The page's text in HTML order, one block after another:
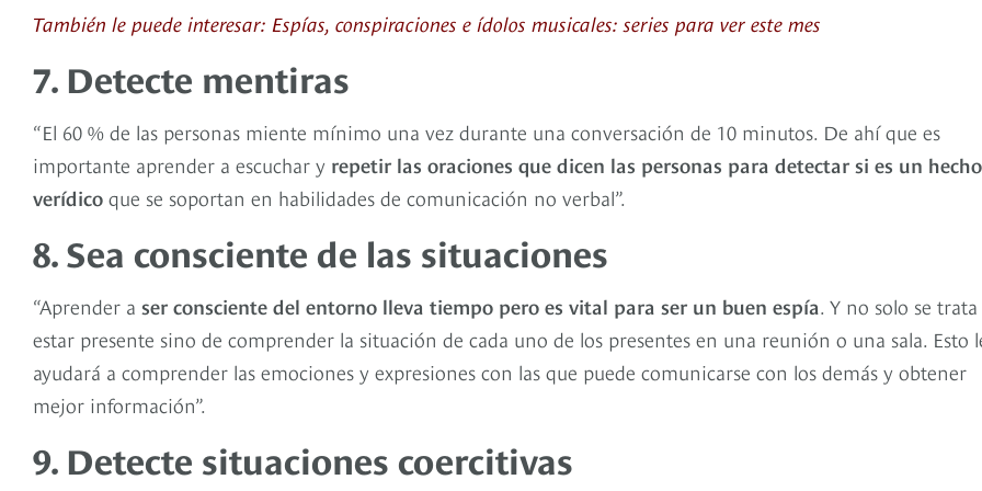
También le puede interesar: Espías, conspiraciones e ídolos musicales: series para ver este mes
7. Detecte mentiras
“El 60 % de las personas miente mínimo una vez durante una conversación de 10 minutos. De ahí que es
importante aprender a escuchar y repetir las oraciones que dicen las personas para detectar si es un hecho
verídico que se soportan en habilidades de comunicación no verbal”.
8. Sea consciente de las situaciones
“Aprender a ser consciente del entorno lleva tiempo pero es vital para ser un buen espía. Y no solo se
estar presente sino de comprender la situación de cada uno de los presentes en una reunión o una sala. Esto
ayudará a comprender las emociones y expresiones con las que puede comunicarse con los demás y obtener
mejor información”.
9. Detecte situaciones coercitivas